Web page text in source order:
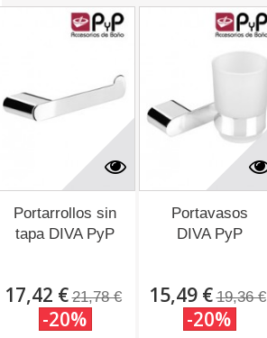
Portarrollos sin
tapa DIVA PyP
17,42 € 21,78 €
-20%
Portavasos
DIVA PyP
15,49 € 19,36 €
-20%